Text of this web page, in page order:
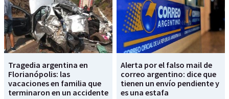
Tragedia argentina en
Florianópolis: las
vacaciones en familia que
terminaron en un accidente
Alerta por el falso mail de
correo argentino: dice que
tienen un envío pendiente y
es una estafa